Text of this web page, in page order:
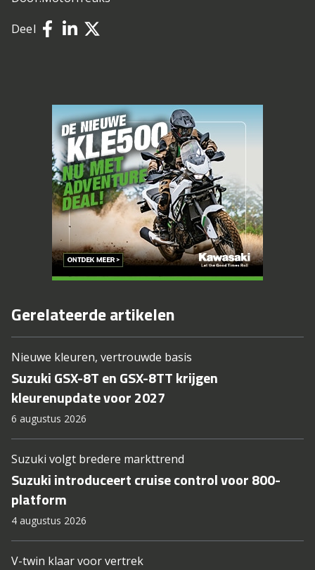
Deel
Gerelateerde artikelen
Nieuwe kleuren, vertrouwde basis
Suzuki GSX-8T en GSX-8TT krijgen
kleurenupdate voor 2027
6 augustus 2026
Suzuki volgt bredere markttrend
Suzuki introduceert cruise control voor 800-
platform
4 augustus 2026
V-twin klaar voor vertrek